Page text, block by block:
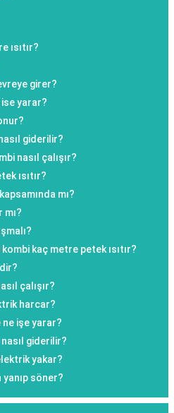
ısıtır?
girer?
yarar?
giderilir?
nasıl çalışır?
ısıtır?
mı?
mı?
kaç metre petek ısıtır?
çalışır?
harcar?
işe yarar?
nasıl giderilir?
yakar?
söner?